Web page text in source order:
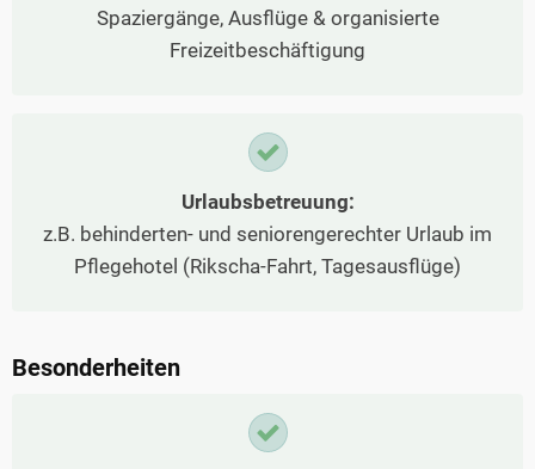
Spaziergänge, Ausflüge & organisierte
Freizeitbeschäftigung
Urlaubsbetreuung:
z.B. behinderten- und seniorengerechter Urlaub im
Pflegehotel (Rikscha-Fahrt, Tagesausflüge)
Besonderheiten